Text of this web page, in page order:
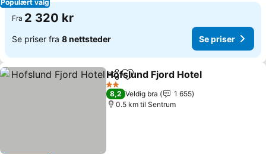
Populært valg
Fra 2 320 kr
Se priser fra 8 nettsteder Se priser
Del Legg til i favoritter
Hofslund Fjord Hotel
2 Stjerner
8,2 Veldig bra
1 655
0.5 km til Sentrum